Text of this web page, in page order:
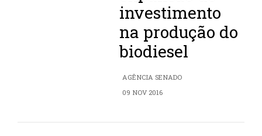
investimento
na produção do
biodiesel
AGÊNCIA SENADO
09 NOV 2016